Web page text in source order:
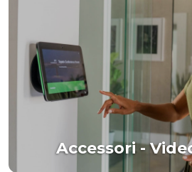
Accessori -